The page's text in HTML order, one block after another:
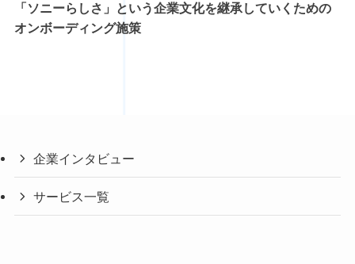
「ソニーらしさ」という企業文化を継承していくための
オンボーディング施策
企業インタビュー
サービス一覧